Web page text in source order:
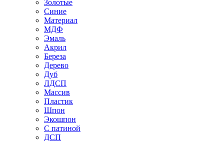
Золотые
Синие
Материал
МДФ
Эмаль
Акрил
Береза
Дерево
Дуб
ЛДСП
Массив
Пластик
Шпон
Экошпон
С патиной
ДСП